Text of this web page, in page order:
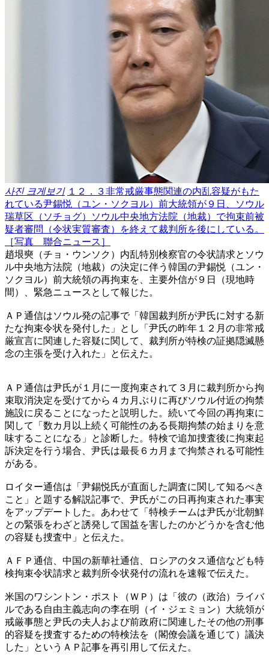
사진 크게보기 １２．３非常戒厳事態関連の内乱容疑がもた
れている尹錫悦（ユン・ソクヨル）前大統領が９日、ソウル
瑞草区（ソチョグ）ソウル中央地方法院（地裁）で拘束前被
疑者審問（令状実質審査）を終えて裁判所を後にしている。
［写真 聯合ニュース］
趙垠奭（チョ・ウンソク）内乱特別検察官の令状請求とソウ
ル中央地方法院（地裁）の決定に伴う韓国の尹錫悦（ユン・
ソクヨル）前大統領の再拘束を、主要外信が９日（現地時
間）、緊急ニュースとして報じた。
ＡＰ通信はソウル発の記事で「韓国裁判所が尹氏に対する新
たな拘束令状を発付した」とし「尹氏の昨年１２月の非常戒
厳宣言に関連した容疑に関して、裁判所が特検の証拠隠滅懸
念の主張を受け入れた」と伝えた。
ＡＰ通信は尹氏が１月に一度拘束されて３月に裁判所から拘
束取消決定を受けてから４カ月ぶりに再びソウル付近の拘禁
施設に戻ることになったと説明した。続いて今回の再拘束に
関して「数カ月以上続く可能性のある長期拘禁の始まりを意
味することになる」と診断した。特検で追加捜査後に拘束起
訴決定を行う場合、尹氏は最長６カ月まで拘禁される可能性
がある。
ロイター通信は「尹錫悦氏が直面した調査に関して知るべき
こと」と題する解説記事で、尹氏がこの日再拘束された事実
をアップデートした。あわせて「特検チームは尹氏が北朝鮮
との緊張をわざと誘発して国益を害したのかどうかを含む他
の容疑も捜査中」と伝えた。
ＡＦＰ通信、中国の新華社通信、ロシアのタス通信なども特
検拘束令状請求と裁判所令状発付の流れを速報で伝えた。
米国のワシントン・ポスト（ＷＰ）は「彼の（政治）ライバ
ルである自由主義志向の李在明（イ・ジェミョン）大統領が
戒厳事態と尹氏の夫人および前政府に関連したその他の刑事
的容疑を捜査するための特検法を（閣僚会議を通じて）議決
した」というＡＰ記事を再引用して伝えた。